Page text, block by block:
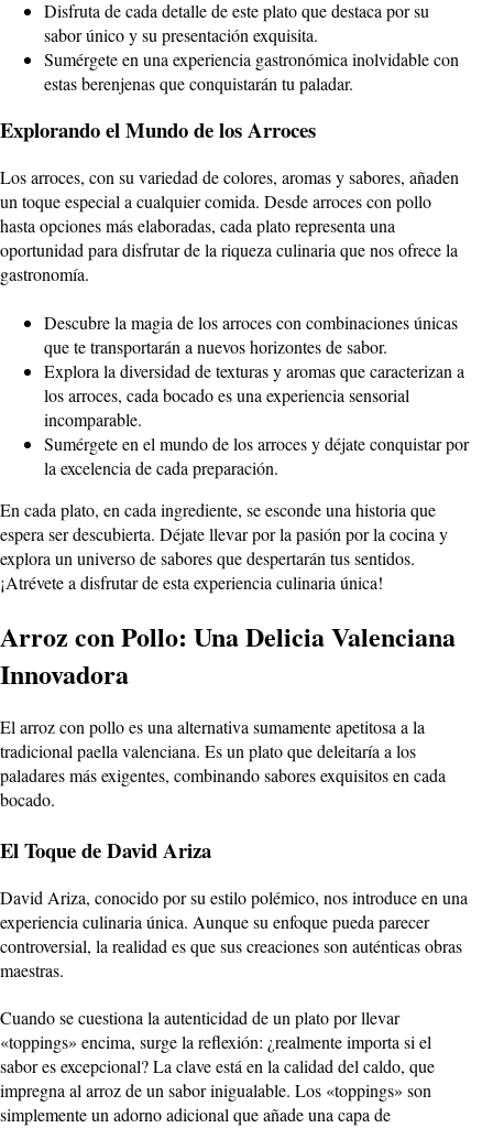
Disfruta de cada detalle de este plato que destaca por su
sabor único y su presentación exquisita.
Sumérgete en una experiencia gastronómica inolvidable con
estas berenjenas que conquistarán tu paladar.
Explorando el Mundo de los Arroces
Los arroces, con su variedad de colores, aromas y sabores, añaden
un toque especial a cualquier comida. Desde arroces con pollo
hasta opciones más elaboradas, cada plato representa una
oportunidad para disfrutar de la riqueza culinaria que nos ofrece la
gastronomía.
Descubre la magia de los arroces con combinaciones únicas
que te transportarán a nuevos horizontes de sabor.
Explora la diversidad de texturas y aromas que caracterizan a
los arroces, cada bocado es una experiencia sensorial
incomparable.
Sumérgete en el mundo de los arroces y déjate conquistar por
la excelencia de cada preparación.
En cada plato, en cada ingrediente, se esconde una historia que
espera ser descubierta. Déjate llevar por la pasión por la cocina y
explora un universo de sabores que despertarán tus sentidos.
¡Atrévete a disfrutar de esta experiencia culinaria única!
Arroz con Pollo: Una Delicia Valenciana
Innovadora
El arroz con pollo es una alternativa sumamente apetitosa a la
tradicional paella valenciana. Es un plato que deleitaría a los
paladares más exigentes, combinando sabores exquisitos en cada
bocado.
El Toque de David Ariza
David Ariza, conocido por su estilo polémico, nos introduce en una
experiencia culinaria única. Aunque su enfoque pueda parecer
controversial, la realidad es que sus creaciones son auténticas obras
maestras.
Cuando se cuestiona la autenticidad de un plato por llevar
«toppings» encima, surge la reflexión: ¿realmente importa si el
sabor es excepcional? La clave está en la calidad del caldo, que
impregna al arroz de un sabor inigualable. Los «toppings» son
simplemente un adorno adicional que añade una capa de